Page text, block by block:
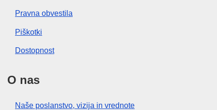
Pravna obvestila
Piškotki
Dostopnost
O nas
Naše poslanstvo, vizija in vrednote